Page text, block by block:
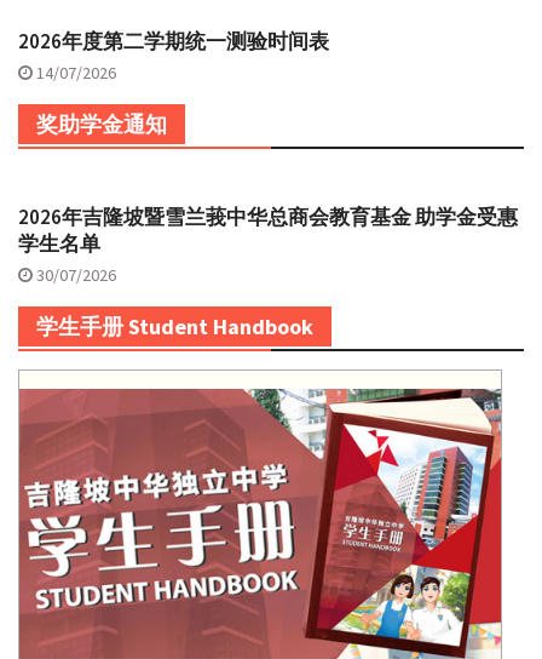
2026年度第二学期统一测验时间表
14/07/2026
奖助学金通知
2026年吉隆坡暨雪兰莪中华总商会教育基金 助学金受惠
学生名单
30/07/2026
学生手册 Student Handbook